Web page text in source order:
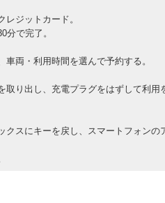
ジットカード。
で完了。
両・利用時間を選んで予約する。
取り出し、充電プラグをはずして利用
クスにキーを戻し、スマートフォンの